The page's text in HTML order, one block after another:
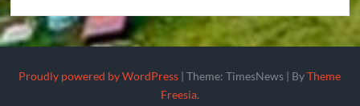
Proudly powered by WordPress |Theme: TimesNews | ByTheme
Freesia.